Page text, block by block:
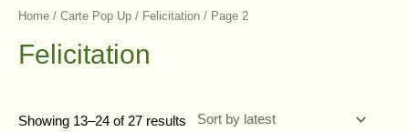
Home / Carte Pop Up / Felicitation / Page 2
Felicitation
Showing 13–24 of 27 results